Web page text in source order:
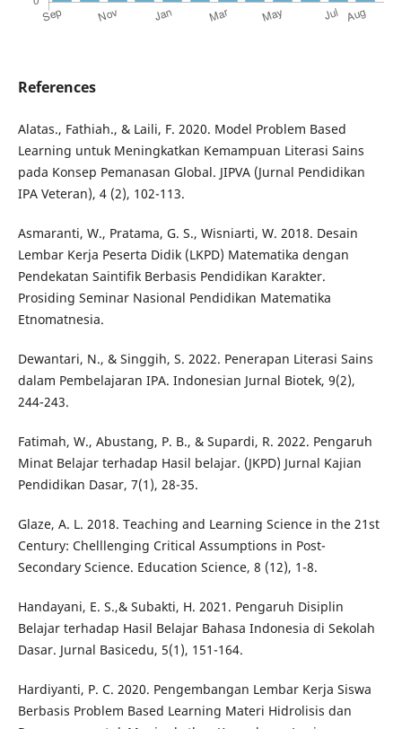
References
Alatas., Fathiah., & Laili, F. 2020. Model Problem Based
Learning untuk Meningkatkan Kemampuan Literasi Sains
pada Konsep Pemanasan Global. JIPVA (Jurnal Pendidikan
IPA Veteran), 4 (2), 102-113.
Asmaranti, W., Pratama, G. S., Wisniarti, W. 2018. Desain
Lembar Kerja Peserta Didik (LKPD) Matematika dengan
Pendekatan Saintifik Berbasis Pendidikan Karakter.
Prosiding Seminar Nasional Pendidikan Matematika
Etnomatnesia.
Dewantari, N., & Singgih, S. 2022. Penerapan Literasi Sains
dalam Pembelajaran IPA. Indonesian Jurnal Biotek, 9(2),
244-243.
Fatimah, W., Abustang, P. B., & Supardi, R. 2022. Pengaruh
Minat Belajar terhadap Hasil belajar. (JKPD) Jurnal Kajian
Pendidikan Dasar, 7(1), 28-35.
Glaze, A. L. 2018. Teaching and Learning Science in the 21st
Century: Chelllenging Critical Assumptions in Post-
Secondary Science. Education Science, 8 (12), 1-8.
Handayani, E. S.,& Subakti, H. 2021. Pengaruh Disiplin
Belajar terhadap Hasil Belajar Bahasa Indonesia di Sekolah
Dasar. Jurnal Basicedu, 5(1), 151-164.
Hardiyanti, P. C. 2020. Pengembangan Lembar Kerja Siswa
Berbasis Problem Based Learning Materi Hidrolisis dan